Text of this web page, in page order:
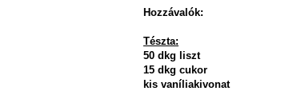
Hozzávalók:
Tészta:
50 dkg liszt
15 dkg cukor
kis vaníliakivonat